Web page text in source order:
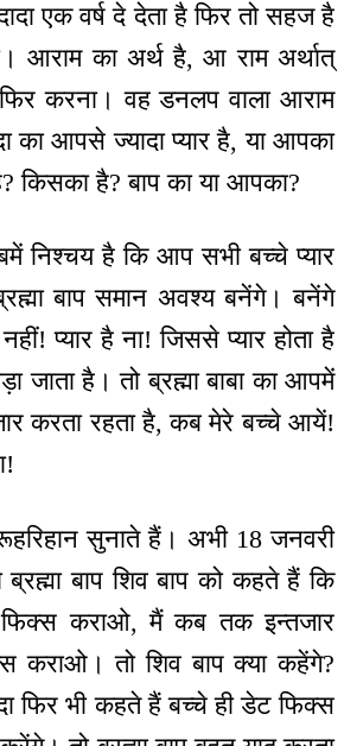
एक वर्ष दे देता है फिर तो सहज है
आराम का अर्थ है, आ राम अर्थात्
करना। वह डनलप वाला आराम
का आपसे ज्यादा प्यार है, या आपका
किसका है? बाप का या आपका?
निश्चय है कि आप सभी बच्चे प्यार
बाप समान अवश्य बनेंगे। बनेंगे
नहीं! प्यार है ना! जिससे प्यार होता है
जाता है। तो ब्रह्मा बाबा का आपमें
करता रहता है, कब मेरे बच्चे आयें!
सुनाते हैं। अभी 18 जनवरी
बाप शिव बाप को कहते हैं कि
कराओ, मैं कब तक इन्तजार
तो शिव बाप क्या कहेंगे?
फिर भी कहते हैं बच्चे ही डेट फिक्स